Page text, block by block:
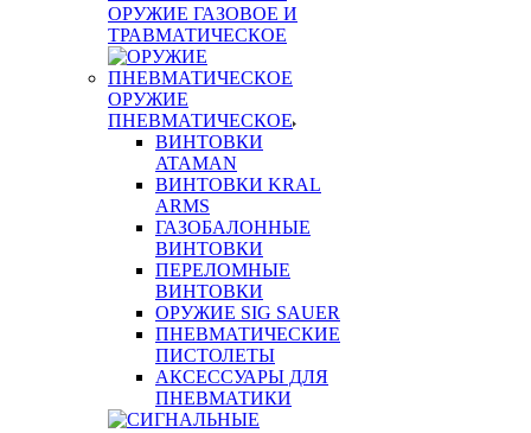
ОРУЖИЕ ГАЗОВОЕ И
ТРАВМАТИЧЕСКОЕ
ОРУЖИЕ
ПНЕВМАТИЧЕСКОЕ
ВИНТОВКИ
ATAMAN
ВИНТОВКИ KRAL
ARMS
ГАЗОБАЛОННЫЕ
ВИНТОВКИ
ПЕРЕЛОМНЫЕ
ВИНТОВКИ
ОРУЖИЕ SIG SAUER
ПНЕВМАТИЧЕСКИЕ
ПИСТОЛЕТЫ
АКСЕССУАРЫ ДЛЯ
ПНЕВМАТИКИ